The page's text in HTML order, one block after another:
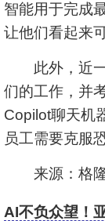
智能用于完成
让他们看起来
此外，近一
们的工作，并
Copilot聊天机
员工需要克服
来源：格
AI不负众望！